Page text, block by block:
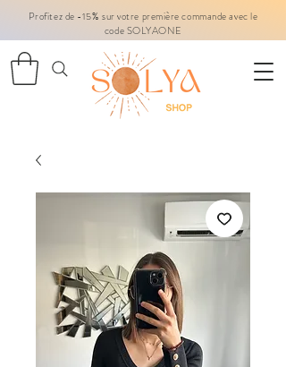
Profitez de -15% sur votre première commande avec le
code SOLYAONE